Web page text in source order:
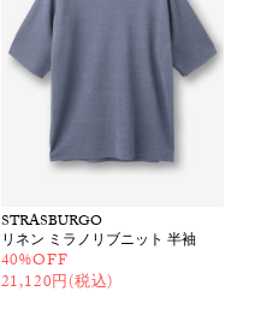
STRASBURGO
リネン ミラノリブニット 半袖
40%OFF
21,120円(税込)